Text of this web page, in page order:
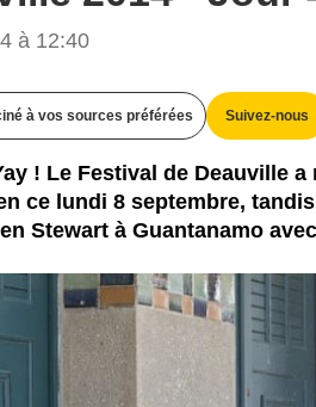
à 12:40
à vos sources préférées Suivez-nous
! Le Festival de Deauville
ce lundi 8 septembre,
Stewart à Guantanamo